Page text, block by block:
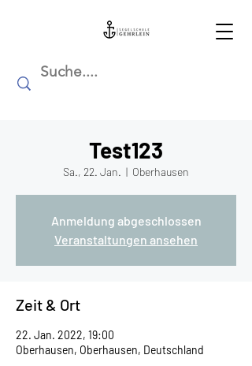
Test123
Sa., 22. Jan.
  |
Oberhausen
Anmeldung abgeschlossen
Veranstaltungen ansehen
Zeit & Ort
22. Jan. 2022, 19:00
Oberhausen, Oberhausen, Deutschland